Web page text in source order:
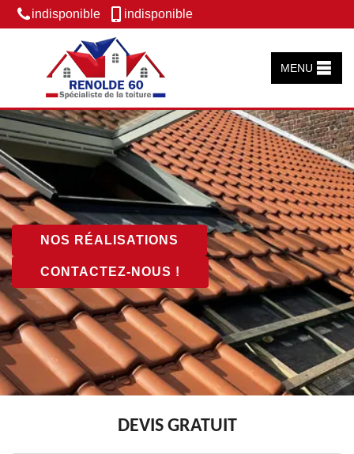
indisponible indisponible
MENU
NOS RÉALISATIONS
CONTACTEZ-NOUS !
DEVIS GRATUIT